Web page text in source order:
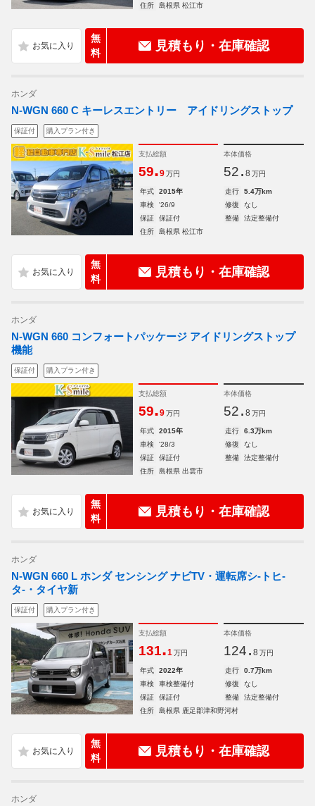
住所
島根県 松江市
無
料
見積もり・在庫確認
ホンダ
N-WGN 660 C キーレスエントリー アイドリングストップ
保証付 購入プラン付き
支払総額
59.9 万円
本体価格
52. 8 万円
年式 2015年 走行
5.4万km
車検
'26/9 修復
なし
保証
保証付 整備
法定整備付
住所
島根県 松江市
無
料
見積もり・在庫確認
ホンダ
N-WGN 660 コンフォートパッケージ アイドリングストップ
機能
保証付 購入プラン付き
支払総額
59.9 万円
本体価格
52. 8 万円
年式 2015年 走行
6.3万km
車検
'28/3 修復
なし
保証
保証付 整備
法定整備付
住所
島根県 出雲市
無
料
見積もり・在庫確認
ホンダ
N-WGN 660 L ホンダ センシング ナビTV・運転席シ-トヒ-
タ-・タイヤ新
保証付 購入プラン付き
支払総額
131.1 万円
本体価格
124. 8 万円
年式 2022年 走行
0.7万km
車検
車検整備付 修復
なし
保証
保証付 整備
法定整備付
住所
島根県 鹿足郡津和野河村
無
料
見積もり・在庫確認
ホンダ